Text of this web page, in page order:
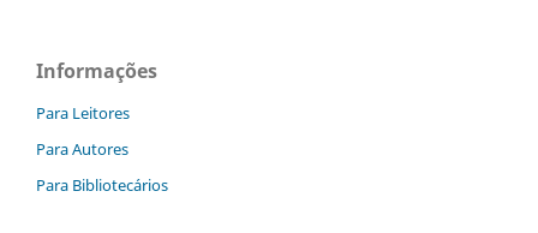
Informações
Para Leitores
Para Autores
Para Bibliotecários